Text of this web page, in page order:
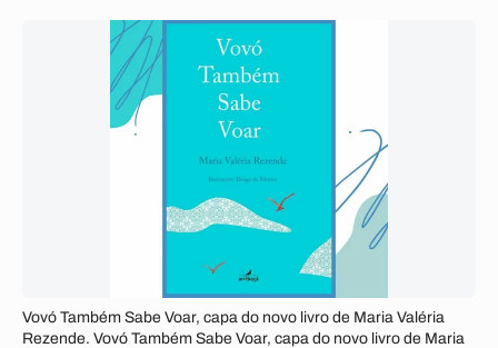
Vovó Também Sabe Voar, capa do novo livro de Maria Valéria
Rezende. Vovó Também Sabe Voar, capa do novo livro de Maria